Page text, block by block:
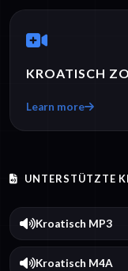
KROATISCH
Learn more
UNTERSTÜTZTE
Kroatisch MP3
Kroatisch M4A